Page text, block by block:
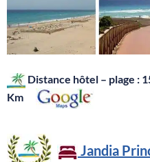
Distance hôtel – plage :
Km
Jandia